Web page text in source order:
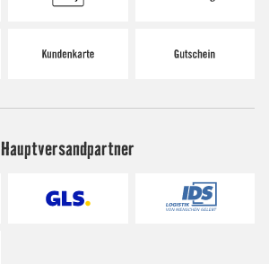
Hauptversandpartner